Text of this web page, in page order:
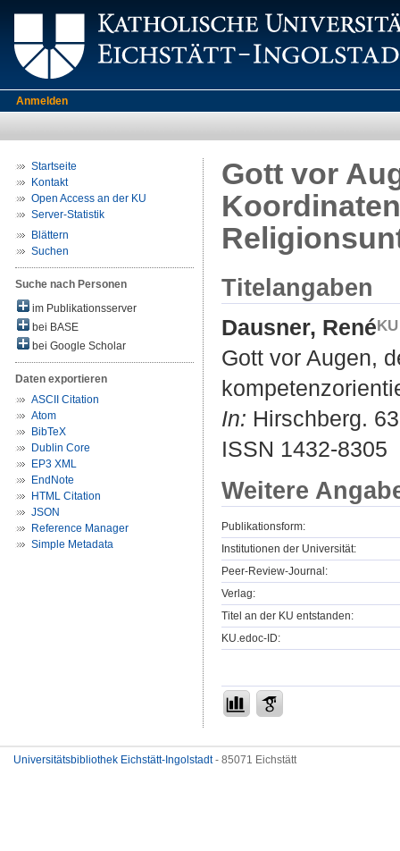
Anmelden
Startseite
Kontakt
Open Access an der KU
Server-Statistik
Blättern
Suchen
Suche nach Personen
im Publikationsserver
bei BASE
bei Google Scholar
Daten exportieren
ASCII Citation
Atom
BibTeX
Dublin Core
EP3 XML
EndNote
HTML Citation
JSON
Reference Manager
Simple Metadata
Gott vor
Titelangaben
Dausner, René
Gott vor Augen,
In: Hirschberg.
ISSN 1432-8305
Weitere
Publikationsform:
Institutionen der Universität:
Peer-Review-Journal:
Verlag:
Titel an der KU entstanden:
KU.edoc-ID:
Universitätsbibliothek Eichstätt-Ingolstadt- 85071 Eichstätt